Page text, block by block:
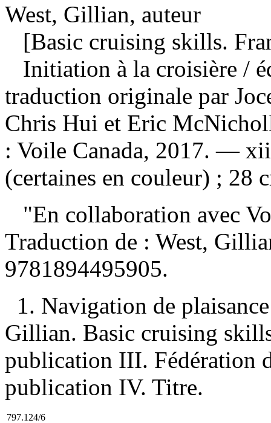
West, Gillian, auteur
[Basic cruising skills.
Initiation à la croisière /
traduction originale par
Chris Hui et Eric
: Voile Canada, 2017. —
(certaines en couleur) ; 28
"En collaboration avec
Traduction de : West,
9781894495905.
1. Navigation de
Gillian. Basic cruising
publication III. Fédération
publication IV. Titre.
797.124/6